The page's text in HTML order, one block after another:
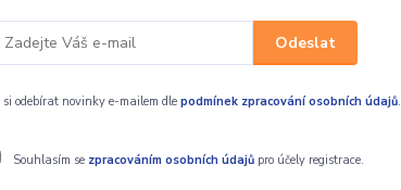
Nejdražší
Odeslat
si odebírat novinky e-mailem dlepodmínek zpracování osobních údajů.
Souhlasím se zpracováním osobních údajůpro účely registrace.